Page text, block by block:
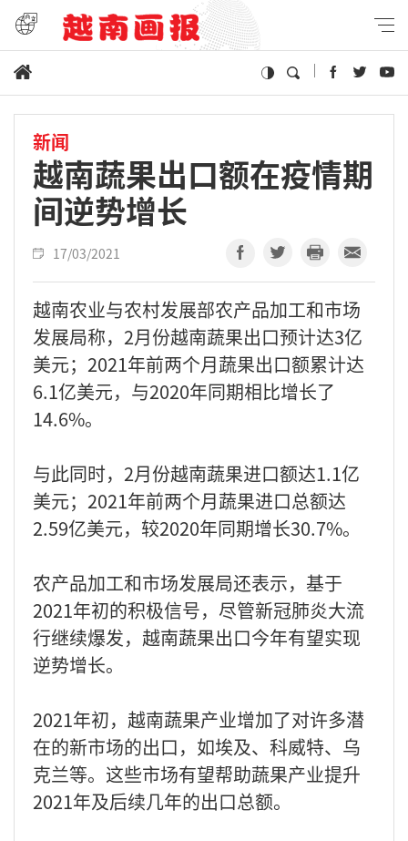
新闻
越南蔬果出口额在疫情期
间逆势增长
17/03/2021
越南农业与农村发展部农产品加工和市场
发展局称，2月份越南蔬果出口预计达3亿
美元；2021年前两个月蔬果出口额累计达
6.1亿美元，与2020年同期相比增长了
14.6%。
与此同时，2月份越南蔬果进口额达1.1亿
美元；2021年前两个月蔬果进口总额达
2.59亿美元，较2020年同期增长30.7%。
农产品加工和市场发展局还表示，基于
2021年初的积极信号，尽管新冠肺炎大流
行继续爆发，越南蔬果出口今年有望实现
逆势增长。
2021年初，越南蔬果产业增加了对许多潜
在的新市场的出口，如埃及、科威特、乌
克兰等。这些市场有望帮助蔬果产业提升
2021年及后续几年的出口总额。